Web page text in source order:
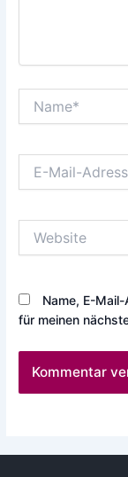
Mail-
Name, E-
für meinen